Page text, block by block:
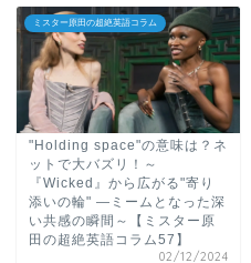
ミスター原田の超絶英語コラム
"Holding space"の意味は？ネ
ットで大バズリ！～
『Wicked』から広がる"寄り
添いの輪" ―ミームとなった深
い共感の瞬間～【ミスター原
田の超絶英語コラム57】
02/12/2024